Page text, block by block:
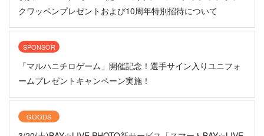
クワッペンプレゼントおよび10周年特別招待について
SPONSOR
「マルハニチロゲーム」開催記念！選手サイン入りユニフォ
ームプレゼントキャンペーン実施！
GOODS